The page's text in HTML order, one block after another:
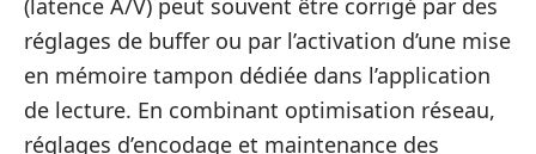
(latence A/V) peut souvent être corrigé par des
réglages de buffer ou par l’activation d’une mise
en mémoire tampon dédiée dans l’application
de lecture. En combinant optimisation réseau,
réglages d’encodage et maintenance des